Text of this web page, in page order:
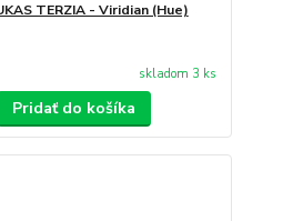
TERZIA - Viridian (Hue)
skladom 3 ks
Pridať do košíka